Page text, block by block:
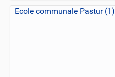
Ecole communale Pastur (1)